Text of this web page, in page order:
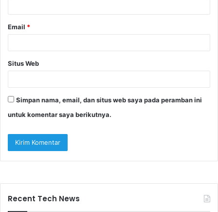
Email *
Situs Web
Simpan nama, email, dan situs web saya pada peramban ini
untuk komentar saya berikutnya.
Recent Tech News